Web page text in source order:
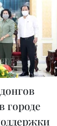
городе